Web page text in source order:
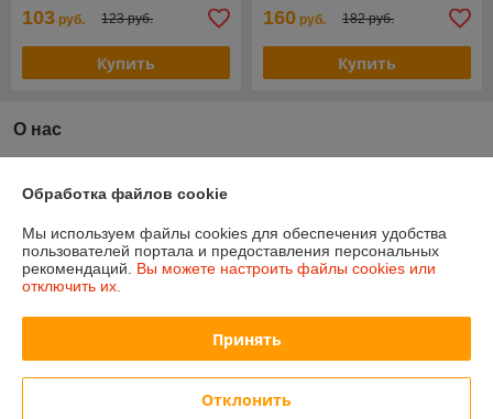
103 руб. 123 руб.
Купить
160 руб. 182 руб.
Купить
О нас
г. Минск
г. Минск, ул. Тимирязева, 114, 2 этаж, пав. 2046, Минск,
Беларусь
Обработка файлов cookie
Мы используем файлы cookies для обеспечения удобства
пользователей портала и предоставления персональных
рекомендаций. Вы можете настроить файлы cookies или
отключить их.
Принять
Отклонить